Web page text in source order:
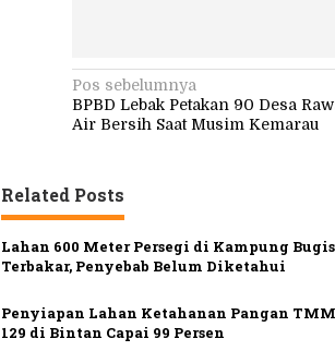
N
a
i
g
a
s
i
p
Pos sebelumnya
BPBD Lebak Petakan 90 Desa
Air Bersih Saat Musim Kemarau
Related Posts
Lahan 600 Meter Persegi di Kampung Bugis
Terbakar, Penyebab Belum Diketahui
Penyiapan Lahan Ketahanan Pangan
129 di Bintan Capai 99 Persen